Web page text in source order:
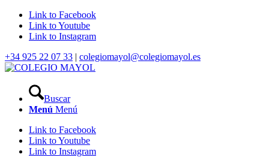
Link to Facebook
Link to Youtube
Link to Instagram
+34 925 22 07 33 | colegiomayol@colegiomayol.es
Buscar
Menú Menú
Link to Facebook
Link to Youtube
Link to Instagram